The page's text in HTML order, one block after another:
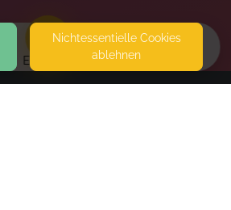
EVENTS
Nicht­essentielle Cookies
ablehnen